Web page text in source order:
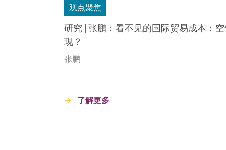
观点聚焦
研究 | 张鹏：看不见的国际贸易成本：
现？
张鹏
了解更多